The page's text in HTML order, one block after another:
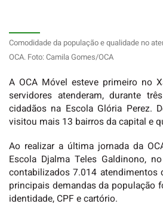
Comodidade da população e qualidade no
OCA. Foto: Camila Gomes/OCA
A OCA Móvel esteve primeiro no
servidores atenderam, durante
cidadãos na Escola Glória Perez.
visitou mais 13 bairros da capital e
Ao realizar a última jornada da
Escola Djalma Teles Galdinono,
contabilizados 7.014 atendimentos
principais demandas da população
identidade, CPF e cartório.